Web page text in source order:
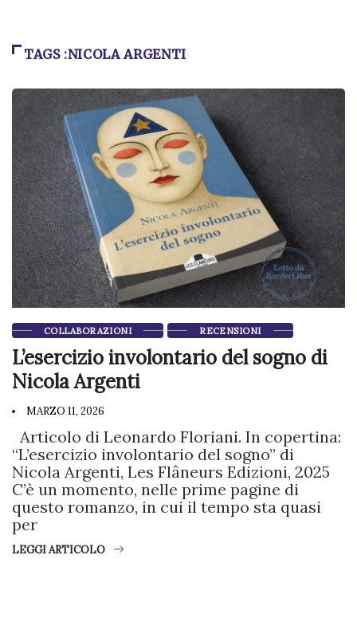
TAGS :NICOLA ARGENTI
COLLABORAZIONI RECENSIONI
L’esercizio involontario del sogno di
Nicola Argenti
MARZO 11, 2026
Articolo di Leonardo Floriani. In copertina:
“L’esercizio involontario del sogno” di
Nicola Argenti, Les Flâneurs Edizioni, 2025
C’è un momento, nelle prime pagine di
questo romanzo, in cui il tempo sta quasi
per
LEGGI ARTICOLO